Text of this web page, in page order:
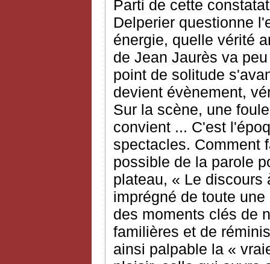
Parti de cette
Delperier questionne
énergie, quelle vérité
de Jean Jaurès va
point de solitude
devient évènement,
Sur la scène, une
convient ... C'est
spectacles. Comment
possible de la parole
plateau, « Le discours
imprégné de toute
des moments clés de
familières et de
ainsi palpable la «